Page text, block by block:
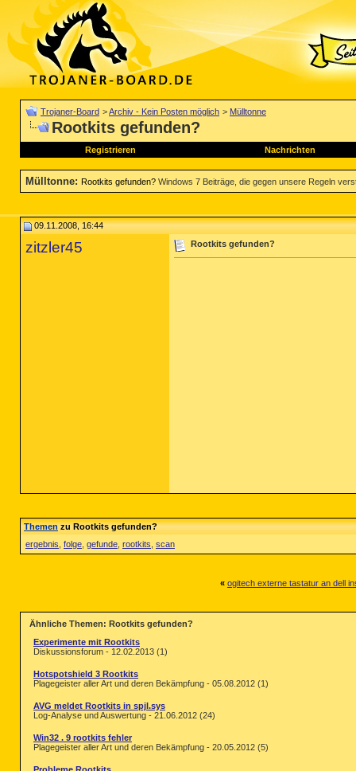
Trojaner-Board >Archiv - Kein Posten möglich > Mülltonne
Rootkits gefunden?
Registrieren Nachrichten
Mülltonne: Rootkits gefunden? Windows 7 Beiträge, die gegen unsere Regeln
09.11.2008, 16:44
zitzler45 Rootkits gefunden?
Themenzu Rootkits gefunden?
ergebnis folge gefunde rootkits scan
« ogitech externe tastatur an dell
Ähnliche Themen: Rootkits gefunden?
Experimente mit Rootkits
Diskussionsforum - 12.02.2013 (1)
Hotspotshield 3 Rootkits
Plagegeister aller Art und deren Bekämpfung - 05.08.2012 (1)
AVG meldet Rootkits in spjl.sys
Log-Analyse und Auswertung - 21.06.2012 (24)
Win32 . 9 rootkits fehler
Plagegeister aller Art und deren Bekämpfung - 20.05.2012 (5)